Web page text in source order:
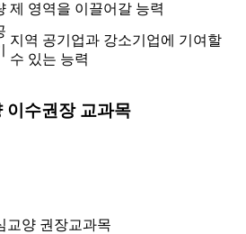
제 영역을 이끌어갈 능력
지역 공기업과 강소기업에 기여할
수 있는 능력
이수권장 교과목
교양 권장교과목